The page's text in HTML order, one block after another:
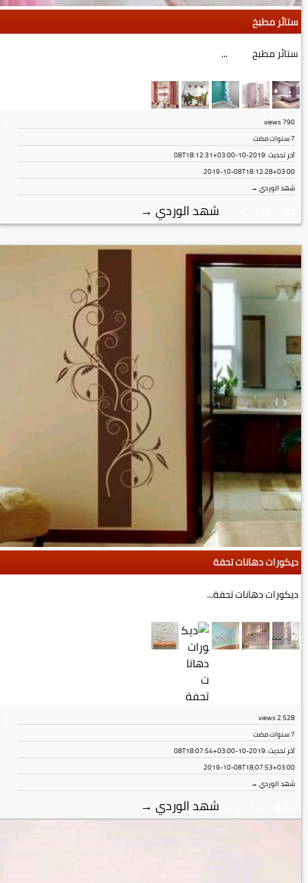
ستائر مطبخ
ستائر مطبخ ...
790
views
7 سنوات مضت
آخر تحديث :2019-10-08T18:12:31+03:00
2019-10-08T18:12:28+03:00
شهد الوردي →
شهد الوردي →
ديكورات دهانات تحفة
ديكورات دهانات تحفة...
2٬528views
7 سنوات مضت
آخر تحديث :2019-10-08T18:07:54+03:00
2019-10-08T18:07:53+03:00
شهد الوردي →
شهد الوردي →